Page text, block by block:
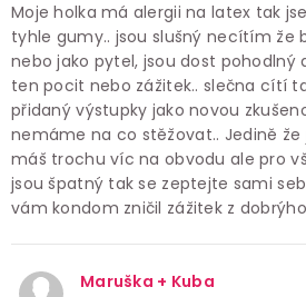
Moje holka má alergii na latex tak
tyhle gumy.. jsou slušný necítím že
nebo jako pytel, jsou dost pohodlný
ten pocit nebo zážitek.. slečna cítí
přidaný výstupky jako novou
nemáme na co stěžovat.. Jedině že
máš trochu víc na obvodu ale pro
jsou špatný tak se zeptejte sami
vám kondom zničil zážitek z
Maruška + Kuba